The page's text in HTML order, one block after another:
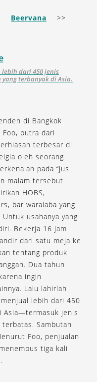
Beervana >>
lebih dari 450 jenis
terbanyak di Asia.
di Bangkok
putra dari
terbesar di
oleh seorang
pada “jus
malam tersebut
HOBS,
bar waralaba yang
usahanya yang
Bekerja 16 jam
dari satu meja ke
tentang produk
Dua tahun
ingin
Lalu lahirlah
lebih dari 450
Asia—termasuk jenis
Sambutan
Foo, penjualan
tiga kali